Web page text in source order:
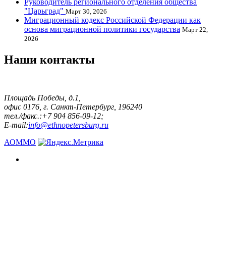
"Царьград" Март 30, 2026
Миграционный кодекс Российской Федерации как
основа миграционной политики государства Март 22,
2026
Наши контакты
Площадь Победы, д.1,
офис 0176, г. Санкт-Петербург, 196240
тел./факс.:+7 904 856-09-12;
E-mail:info@ethnopetersburg.ru
АОММО